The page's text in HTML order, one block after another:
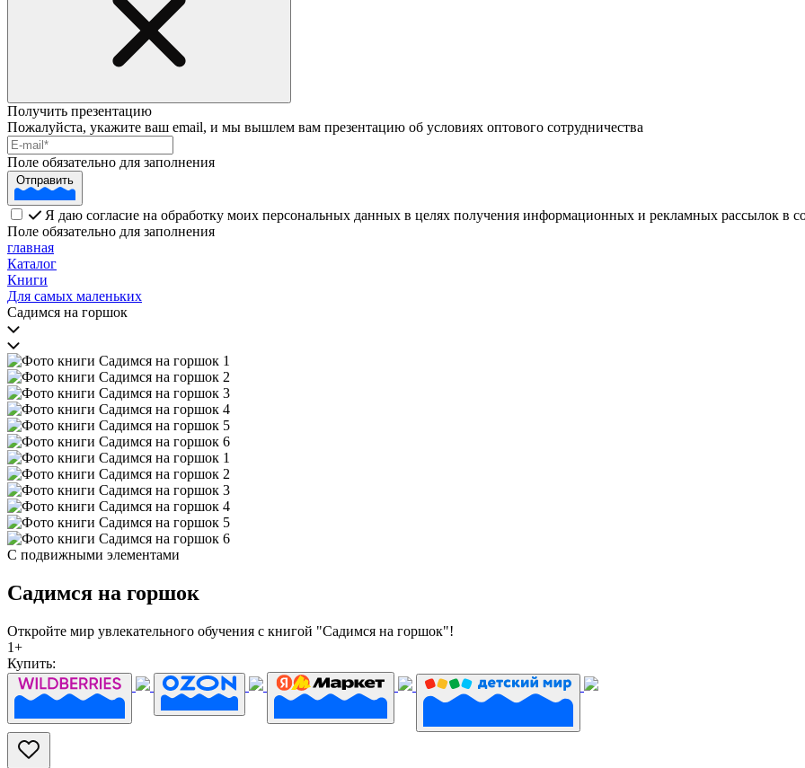
Получить презентацию
Пожалуйста, укажите ваш email, и мы вышлем вам презентацию об условиях оптового сотрудничества
Поле обязательно для заполнения
Отправить
Я даю согласие на обработку моих персональных данных в целях получения информационных и рекламных рассылок в
Поле обязательно для заполнения
главная
Каталог
Книги
Для самых маленьких
Садимся на горшок
С подвижными элементами
Садимся на горшок
Откройте мир увлекательного обучения с книгой "Садимся на горшок"!
1+
Купить: